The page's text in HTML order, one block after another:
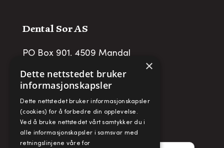
Dental Sor AS
PO Box 901, 4509 Mandal
post@dentalsor.no
Org no:948 782 979 VAT
Telefon:
+47 38 27 88 88
Fax: + 47 38 27 88 89
×
Dette nettstedet bruker
informasjonskapsler
Dette nettstedet bruker informasjonskapsler
(cookies) for å forbedre din opplevelse.
Ved å bruke nettstedet vårt samtykker du i
alle informasjonskapsler i samsvar med
retningslinjene våre for